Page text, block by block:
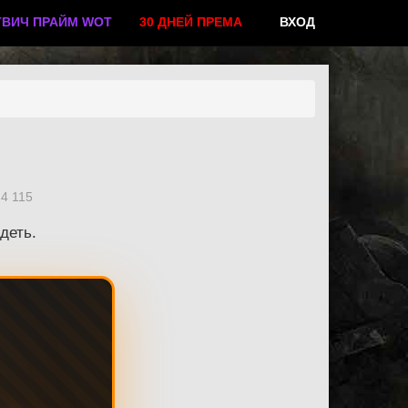
ПРАЙМ WOT 30 ДНЕЙ ПРЕМА ВХОД
4 115